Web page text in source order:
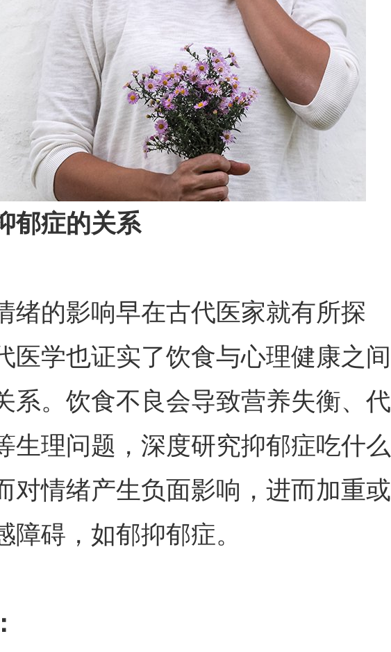
郁症的关系
绪的影响早在古代医家就有所探
医学也证实了饮食与心理健康之间
系。饮食不良会导致营养失衡、代
生理问题，深度研究抑郁症吃什么
对情绪产生负面影响，进而加重或
障碍，如郁抑郁症。